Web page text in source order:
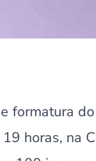
formatura
horas, na